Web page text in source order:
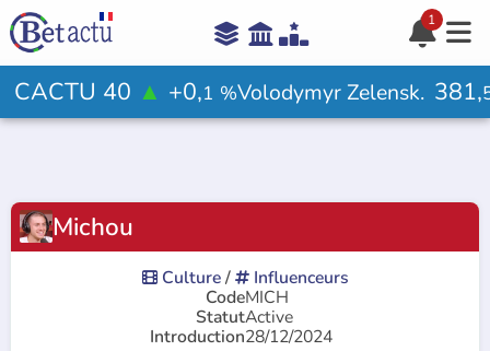
   
1 
 Aide
CACTU 40 ▲ +0,1 %Volodymyr Zelensk. 381,
Michou
Culture/ #Influenceurs
CodeMICH
StatutActive
Introduction28/12/2024